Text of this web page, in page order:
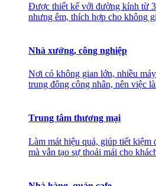
Được thiết kế với đường kính từ
nhưng êm, thích hợp cho không
Nhà xưởng, công nghiệp
Nơi có không gian lớn, nhiều
trung đông công nhân, nên việc
Trung tâm thương mại
Làm mát hiệu quả, giúp tiết kiệm
mà vẫn tạo sự thoải mái cho